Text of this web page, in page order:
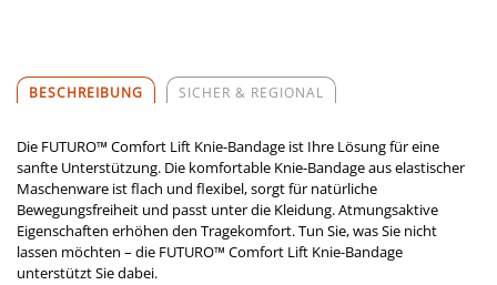
BESCHREIBUNG SICHER & REGIONAL
Die FUTURO™ Comfort Lift Knie-Bandage ist Ihre Lösung für eine
sanfte Unterstützung. Die komfortable Knie-Bandage aus elastischer
Maschenware ist flach und flexibel, sorgt für natürliche
Bewegungsfreiheit und passt unter die Kleidung. Atmungsaktive
Eigenschaften erhöhen den Tragekomfort. Tun Sie, was Sie nicht
lassen möchten – die FUTURO™ Comfort Lift Knie-Bandage
unterstützt Sie dabei.